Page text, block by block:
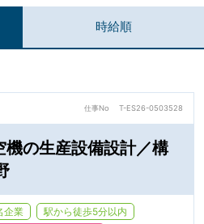
時給順
仕事No T-ES26-0503528
の生産設備設計／構
企業
駅から徒歩5分以内